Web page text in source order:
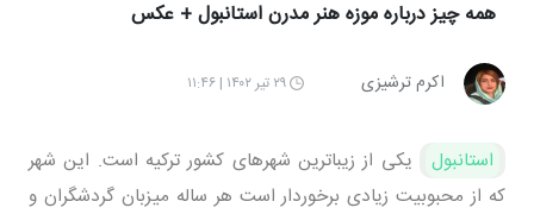
همه چیز درباره موزه هنر مدرن استانبول + عکس
اکرم ترشیزی ۲۹ تیر ۱۴۰۲ | ۱۱:۴۶
استانبول
یکی از زیباترین شهرهای کشور ترکیه است. این شهر
که از محبوبیت زیادی برخوردار است هر ساله میزبان گردشگران و